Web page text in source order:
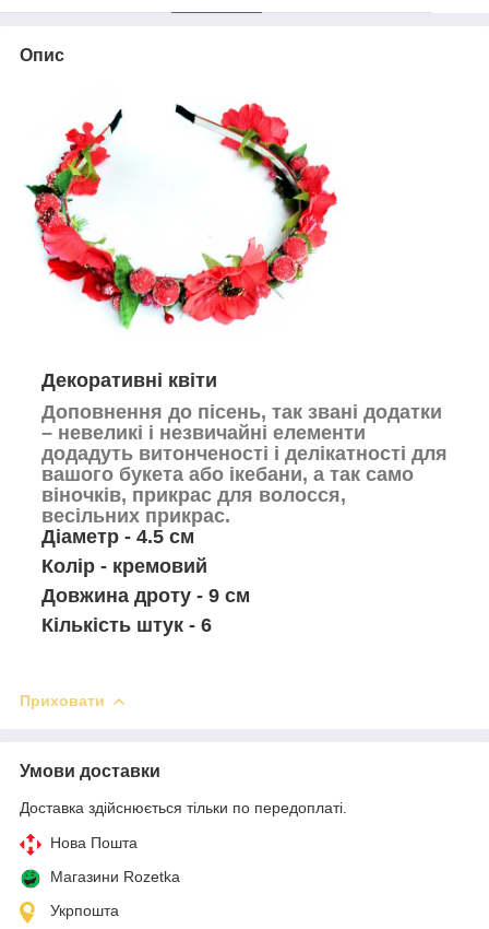
Опис
Декоративні квіти
Доповнення до пісень, так звані додатки
– невеликі і незвичайні елементи
додадуть витонченості і делікатності для
вашого букета або ікебани, а так само
віночків, прикрас для волосся,
весільних прикрас.
Діаметр - 4.5 см
Колір - кремовий
Довжина дроту - 9 см
Кількість штук - 6
Приховати
Умови доставки
Доставка здійснюється тільки по передоплаті.
Нова Пошта
Магазини Rozetka
Укрпошта